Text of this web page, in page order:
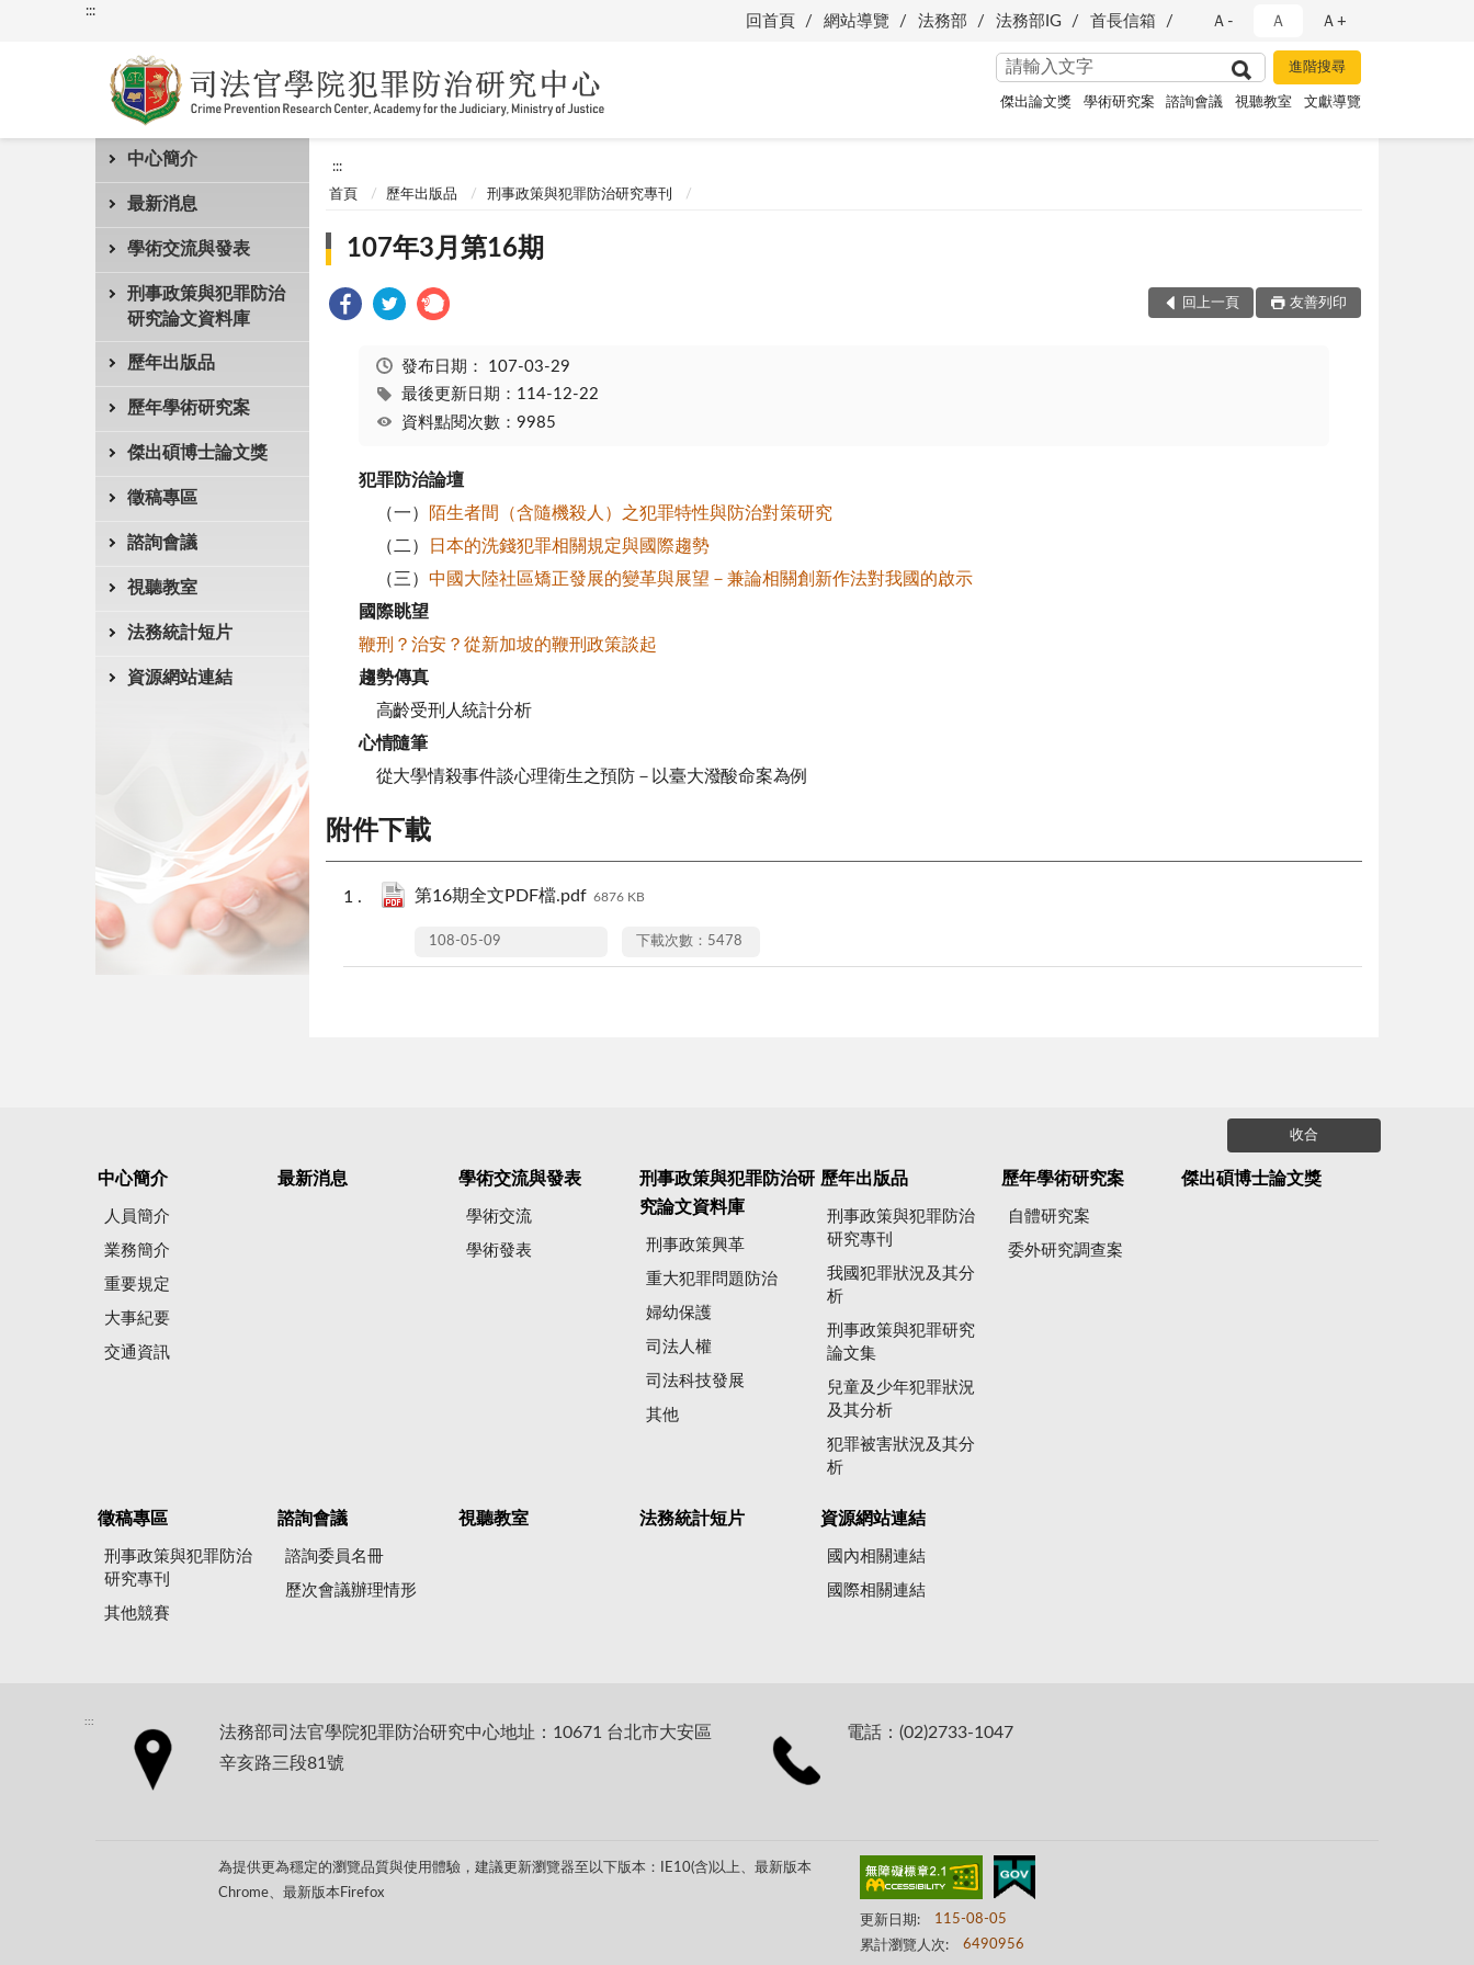
:::
回首頁 網站導覽 法務部 法務部IG 首長信箱 Ａ- Ａ Ａ+
傑出論文獎 學術研究案 諮詢會議 視聽教室 文獻導覽
中心簡介
最新消息
學術交流與發表
刑事政策與犯罪防治
研究論文資料庫
歷年出版品
歷年學術研究案
傑出碩博士論文獎
徵稿專區
諮詢會議
視聽教室
法務統計短片
資源網站連結
:::
首頁 歷年出版品 刑事政策與犯罪防治研究專刊
107年3月第16期
回上一頁 友善列印
發布日期： 107-03-29
最後更新日期：114-12-22
資料點閱次數：9985
犯罪防治論壇
（一）
陌生者間（含隨機殺人）之犯罪特性與防治對策研究
（二）
日本的洗錢犯罪相關規定與國際趨勢
（三） 中國大陸社區矯正發展的變革與展望－兼論相關創新作法對我國的啟示
國際眺望
鞭刑？治安？從新加坡的鞭刑政策談起
趨勢傳真
高齡受刑人統計分析
心情隨筆
從大學情殺事件談心理衛生之預防－以臺大潑酸命案為例
附件下載
第16期全文PDF檔.pdf 6876 KB
108-05-09 下載次數：5478
收合
中心簡介
人員簡介
業務簡介
重要規定
大事紀要
交通資訊
最新消息 學術交流與發表
學術交流
學術發表
刑事政策與犯罪防治研
究論文資料庫
刑事政策興革
重大犯罪問題防治
婦幼保護
司法人權
司法科技發展
其他
歷年出版品
刑事政策與犯罪防治
研究專刊
我國犯罪狀況及其分
析
刑事政策與犯罪研究
論文集
兒童及少年犯罪狀況
及其分析
犯罪被害狀況及其分
析
歷年學術研究案
自體研究案
委外研究調查案
傑出碩博士論文獎
徵稿專區
刑事政策與犯罪防治
研究專刊
其他競賽
諮詢會議
諮詢委員名冊
歷次會議辦理情形
視聽教室 法務統計短片 資源網站連結
國內相關連結
國際相關連結
:::
法務部司法官學院犯罪防治研究中心地址：10671 台北市大安區
辛亥路三段81號
電話：(02)2733-1047
為提供更為穩定的瀏覽品質與使用體驗，建議更新瀏覽器至以下版本：IE10(含)以上、最新版本
Chrome、最新版本Firefox
更新日期:
115-08-05
累計瀏覽人次:
6490956